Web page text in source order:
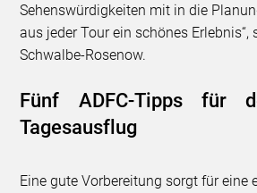
Sehenswürdigkeiten mit in die
aus jeder Tour ein schönes Erlebnis“,
Schwalbe-Rosenow.
Fünf ADFC-Tipps für
Tagesausflug
Eine gute Vorbereitung sorgt für eine